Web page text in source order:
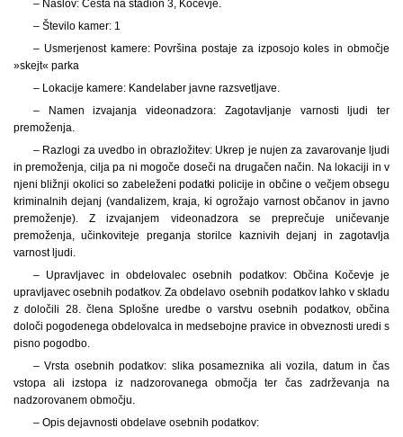
– Naslov: Cesta na stadion 3, Kočevje.
– Število kamer: 1
– Usmerjenost kamere: Površina postaje za izposojo koles in območje
»skejt« parka
– Lokacije kamere: Kandelaber javne razsvetljave.
– Namen izvajanja videonadzora: Zagotavljanje varnosti ljudi ter
premoženja.
– Razlogi za uvedbo in obrazložitev: Ukrep je nujen za zavarovanje ljudi
in premoženja, cilja pa ni mogoče doseči na drugačen način. Na lokaciji in v
njeni bližnji okolici so zabeleženi podatki policije in občine o večjem obsegu
kriminalnih dejanj (vandalizem, kraja, ki ogrožajo varnost občanov in javno
premoženje). Z izvajanjem videonadzora se preprečuje uničevanje
premoženja, učinkoviteje preganja storilce kaznivih dejanj in zagotavlja
varnost ljudi.
– Upravljavec in obdelovalec osebnih podatkov: Občina Kočevje je
upravljavec osebnih podatkov. Za obdelavo osebnih podatkov lahko v skladu
z določili 28. člena Splošne uredbe o varstvu osebnih podatkov, občina
določi pogodenega obdelovalca in medsebojne pravice in obveznosti uredi s
pisno pogodbo.
– Vrsta osebnih podatkov: slika posameznika ali vozila, datum in čas
vstopa ali izstopa iz nadzorovanega območja ter čas zadrževanja na
nadzorovanem območju.
– Opis dejavnosti obdelave osebnih podatkov: